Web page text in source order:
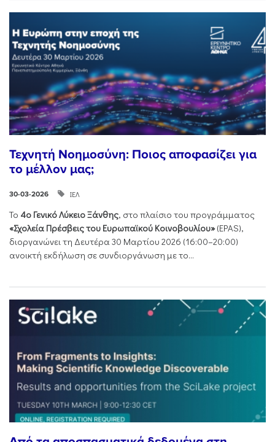
Τεχνητή Νοημοσύνη: Ποιος αποφασίζει για
το μέλλον μας;
30-03-2026 ΙΕΛ
Το 4ο Γενικό Λύκειο Ξάνθης, στο πλαίσιο του προγράμματος
«Σχολεία Πρέσβεις του Ευρωπαϊκού Κοινοβουλίου»(EPAS),
διοργανώνει τη Δευτέρα 30 Μαρτίου 2026 (16:00–20:00)
ανοικτή εκδήλωση σε συνδιοργάνωση με το...